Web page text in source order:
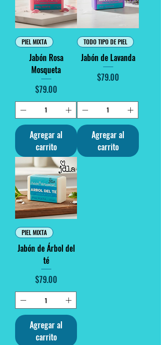
PIEL MIXTA
Jabón Rosa
Mosqueta
Precio
$79.00
Agregar al
carrito
TODO TIPO DE PIEL
Jabón de Lavanda
Precio
$79.00
Agregar al
carrito
PIEL MIXTA
Jabón de Árbol del
té
Precio
$79.00
Agregar al
carrito